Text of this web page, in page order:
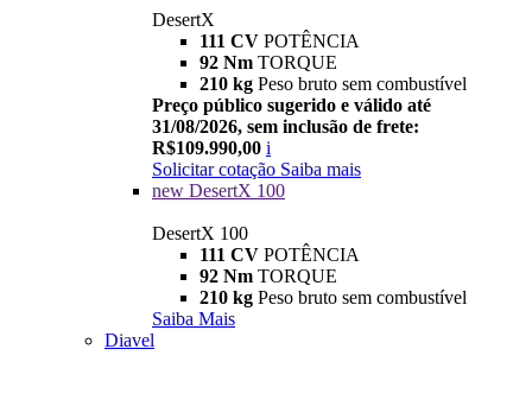
DesertX
111 CV POTÊNCIA
92 Nm TORQUE
210 kg Peso bruto sem combustível
Preço público sugerido e válido até
31/08/2026, sem inclusão de frete:
R$109.990,00 i
Solicitar cotação Saiba mais
new DesertX 100
DesertX 100
111 CV POTÊNCIA
92 Nm TORQUE
210 kg Peso bruto sem combustível
Saiba Mais
Diavel